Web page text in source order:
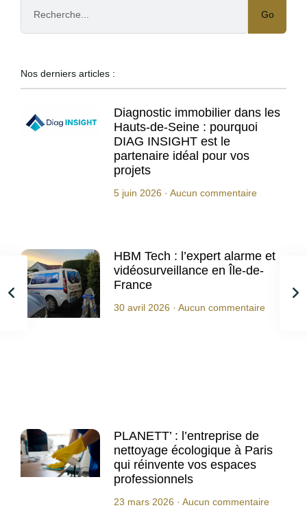
Go
Nos derniers articles :
Diagnostic immobilier dans les
Hauts-de-Seine : pourquoi
DIAG INSIGHT est le
partenaire idéal pour vos
projets
5 juin 2026 Aucun commentaire
HBM Tech : l’expert alarme et
vidéosurveillance en Île-de-
France
30 avril 2026 Aucun commentaire
PLANETT’ : l’entreprise de
nettoyage écologique à Paris
qui réinvente vos espaces
professionnels
23 mars 2026 Aucun commentaire